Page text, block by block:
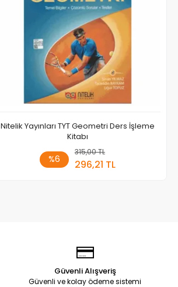
Nitelik Yayınları TYT Geometri Ders İşleme
Kitabı
%6
315,00 TL
296,21 TL
Sepete Ekle
Güvenli Alışveriş
Güvenli ve kolay ödeme sistemi